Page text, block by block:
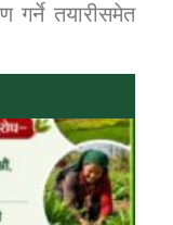
सुचना
गर्ने तयारीसमेत